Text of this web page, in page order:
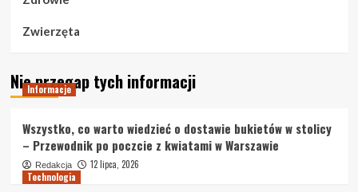
Zwierzęta
Nie przegap tych informacji
Informacje
Wszystko, co warto wiedzieć o dostawie bukietów w stolicy
– Przewodnik po poczcie z kwiatami w Warszawie
Redakcja
12 lipca, 2026
Technologia